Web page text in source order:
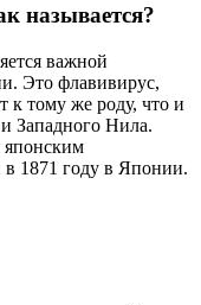
называется?
важной
Это флавивирус,
к тому же роду, что и
Западного Нила.
японским
в 1871 году в Японии.